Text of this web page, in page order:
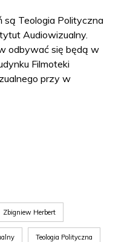
są Teologia Polityczna
Audiowizualny.
odbywać się będą w
Filmoteki
przy w
Zbigniew Herbert
Teologia Polityczna